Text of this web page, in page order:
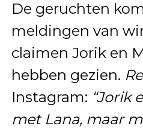
De geruchten
meldingen van
claimen Jorik en
hebben gezien.
Instagram: “Jorik
met Lana, maar